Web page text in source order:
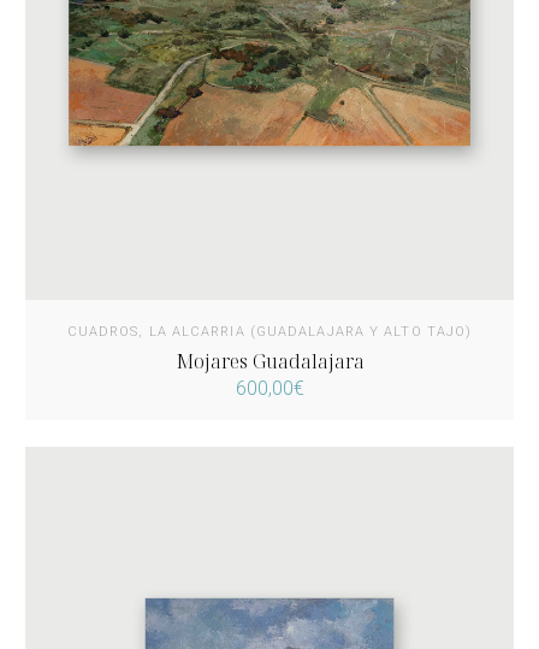
CUADROS, LA ALCARRIA (GUADALAJARA Y ALTO TAJO)
Mojares Guadalajara
600,00€